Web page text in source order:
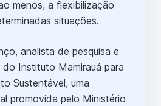
menos, a flexibilização
situações.
analista de pesquisa e
Instituto Mamirauá para
Sustentável, uma
promovida pelo Ministério